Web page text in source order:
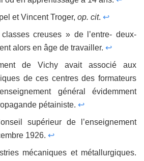
et Vincent Troger,op. cit. ↩
creuses » de l’entre- deux-
alors en âge de travailler. ↩
de Vichy avait associé aux
de ces centres des formateurs
général évidemment
pétainiste. ↩
supérieur de l’enseignement
1926. ↩
mécaniques et métallurgiques.